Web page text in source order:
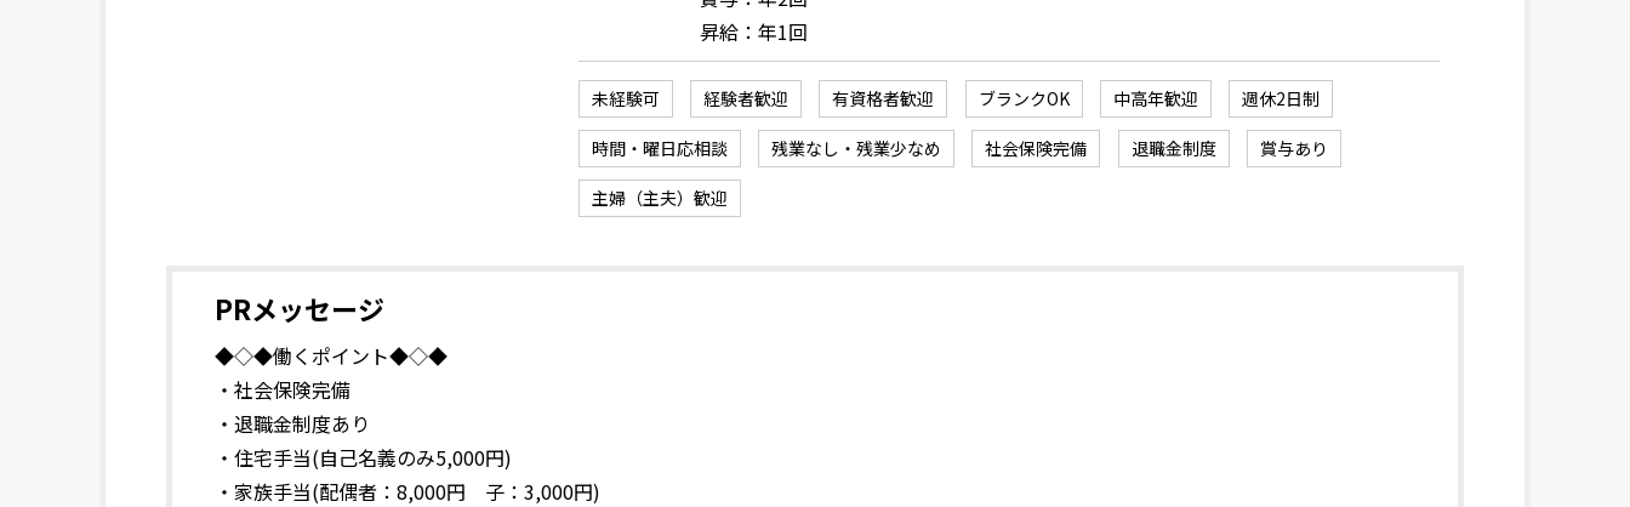
昇給：年1回
未経験可 経験者歓迎 有資格者歓迎 ブランクOK 中高年歓迎 週休2日制
時間・曜日応相談 残業なし・残業少なめ 社会保険完備 退職金制度 賞与あり
主婦（主夫）歓迎
PRメッセージ
◆◇◆働くポイント◆◇◆
・社会保険完備
・退職金制度あり
・住宅手当(自己名義のみ5,000円)
・家族手当(配偶者：8,000円 子：3,000円)